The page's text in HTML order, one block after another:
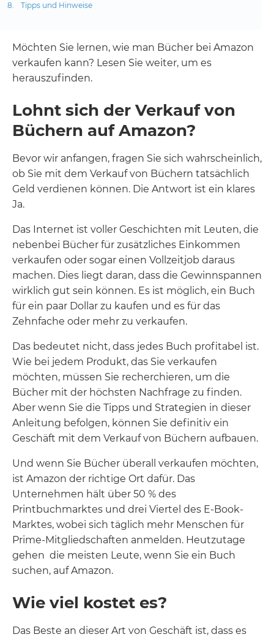
Tipps und Hinweise
Möchten Sie lernen, wie man Bücher bei Amazon
verkaufen kann? Lesen Sie weiter, um es
herauszufinden.
Lohnt sich der Verkauf von
Büchern auf Amazon?
Bevor wir anfangen, fragen Sie sich wahrscheinlich,
ob Sie mit dem Verkauf von Büchern tatsächlich
Geld verdienen können. Die Antwort ist ein klares
Ja.
Das Internet ist voller Geschichten mit Leuten, die
nebenbei Bücher für zusätzliches Einkommen
verkaufen oder sogar einen Vollzeitjob daraus
machen. Dies liegt daran, dass die Gewinnspannen
wirklich gut sein können. Es ist möglich, ein Buch
für ein paar Dollar zu kaufen und es für das
Zehnfache oder mehr zu verkaufen.
Das bedeutet nicht, dass jedes Buch profitabel ist.
Wie bei jedem Produkt, das Sie verkaufen
möchten, müssen Sie recherchieren, um die
Bücher mit der höchsten Nachfrage zu finden.
Aber wenn Sie die Tipps und Strategien in dieser
Anleitung befolgen, können Sie definitiv ein
Geschäft mit dem Verkauf von Büchern aufbauen.
Und wenn Sie Bücher überall verkaufen möchten,
ist Amazon der richtige Ort dafür. Das
Unternehmen hält über 50 % des
Printbuchmarktes und drei Viertel des E-Book-
Marktes, wobei sich täglich mehr Menschen für
Prime-Mitgliedschaften anmelden. Heutzutage
gehen die meisten Leute, wenn Sie ein Buch
suchen, auf Amazon.
Wie viel kostet es?
Das Beste an dieser Art von Geschäft ist, dass es